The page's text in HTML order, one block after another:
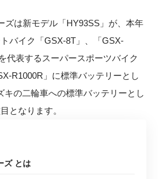
は新モデル「HY93SS」が、本年
バイク「GSX-8T」、「GSX-
代表するスーパースポーツバイク
R1000R」に標準バッテリーとし
キの二輪車への標準バッテリーとし
となります。
ズ とは